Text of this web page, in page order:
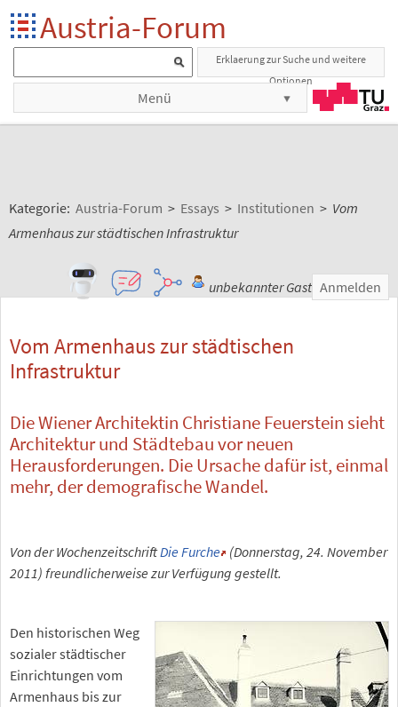
Austria-Forum
Erklaerung zur Suche und weitere
Optionen
Menü
Kategorie: Austria-Forum > Essays > Institutionen > Vom
Armenhaus zur städtischen Infrastruktur
unbekannter Gast Anmelden
Vom Armenhaus zur städtischen
Infrastruktur
Die Wiener Architektin Christiane Feuerstein sieht
Architektur und Städtebau vor neuen
Herausforderungen. Die Ursache dafür ist, einmal
mehr, der demografische Wandel.
Von der WochenzeitschriftDie Furche (Donnerstag, 24. November
2011) freundlicherweise zur Verfügung gestellt.
Den historischen Weg
sozialer städtischer
Einrichtungen vom
Armenhaus bis zur